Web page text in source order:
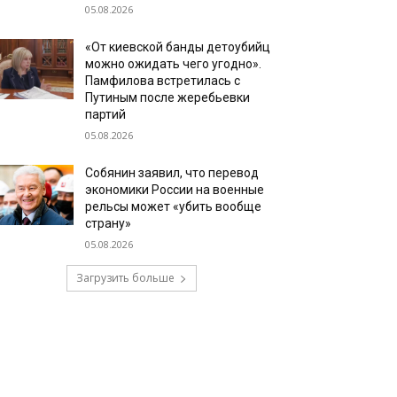
05.08.2026
«От киевской банды детоубийц
можно ожидать чего угодно».
Памфилова встретилась с
Путиным после жеребьевки
партий
05.08.2026
Собянин заявил, что перевод
экономики России на военные
рельсы может «убить вообще
страну»
05.08.2026
Загрузить больше